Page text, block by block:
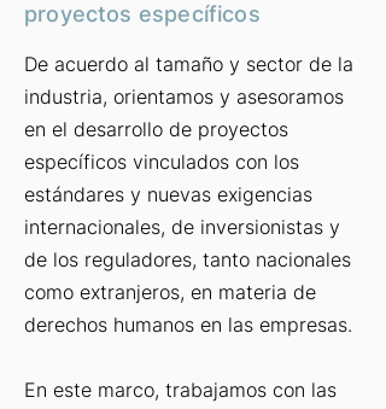
proyectos específicos
De acuerdo al tamaño y sector de la
industria, orientamos y asesoramos
en el desarrollo de proyectos
específicos vinculados con los
estándares y nuevas exigencias
internacionales, de inversionistas y
de los reguladores, tanto nacionales
como extranjeros, en materia de
derechos humanos en las empresas.
En este marco, trabajamos con las